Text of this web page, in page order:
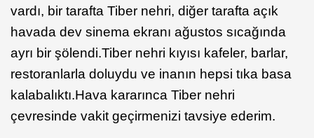
vardı, bir tarafta Tiber nehri, diğer tarafta açık
havada dev sinema ekranı ağustos sıcağında
ayrı bir şölendi.Tiber nehri kıyısı kafeler, barlar,
restoranlarla doluydu ve inanın hepsi tıka basa
kalabalıktı.Hava kararınca Tiber nehri
çevresinde vakit geçirmenizi tavsiye ederim.